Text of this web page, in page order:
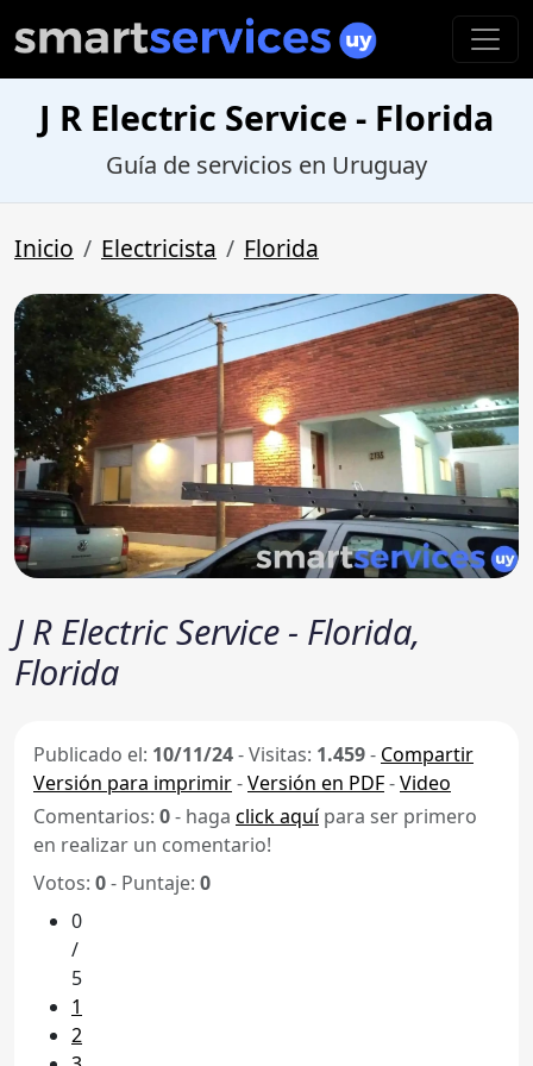
J R Electric Service - Florida
Guía de servicios en Uruguay
Inicio Electricista Florida
J R Electric Service - Florida,
Florida
Publicado el: 10/11/24-Visitas: 1.459- Compartir
Versión para imprimir-Versión en PDF-Video
Comentarios: 0- haga click aquípara ser primero
en realizar un comentario!
Votos: 0- Puntaje: 0
0
/
5
1
2